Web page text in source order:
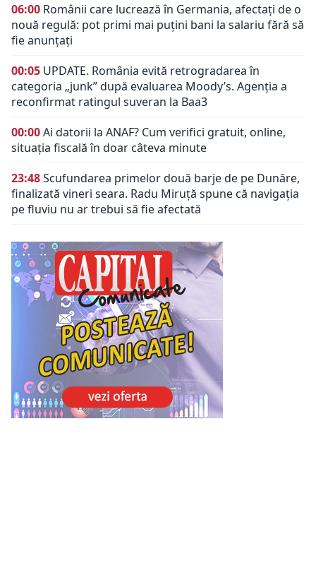
06:00 Românii care lucrează în Germania, afectați de o
nouă regulă: pot primi mai puțini bani la salariu fără să
fie anunțați
00:05 UPDATE. România evită retrogradarea în
categoria „junk” după evaluarea Moody’s. Agenția a
reconfirmat ratingul suveran la Baa3
00:00Ai datorii la ANAF? Cum verifici gratuit, online,
situația fiscală în doar câteva minute
23:48Scufundarea primelor două barje de pe Dunăre,
finalizată vineri seara. Radu Miruță spune că navigația
pe fluviu nu ar trebui să fie afectată